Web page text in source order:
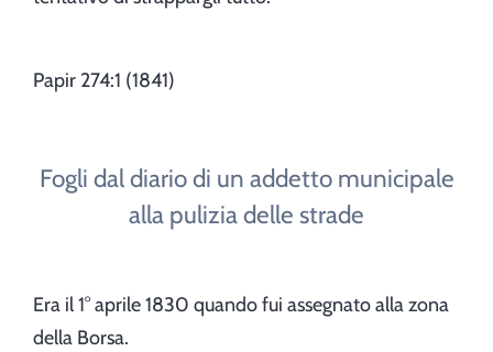
Papir 274:1 (1841)
Fogli dal diario di un addetto municipale
alla pulizia delle strade
Era il 1° aprile 1830 quando fui assegnato alla zona
della Borsa.